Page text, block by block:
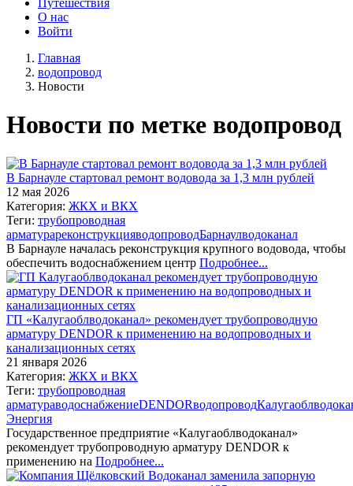
Путешествия
О нас
Войти
Главная
водопровод
Новости
Новости по метке водопровод
В Барнауле стартовал ремонт водовода за 1,3 млн рублей
12 мая 2026
Категория: ЖКХ и ВКХ
Теги: трубопроводная
арматурареконструкцияводопроводБарнаулводоканал
В Барнауле началась реконструкция крупного водовода, чтобы
обеспечить водоснабжением центр Подробнее...
ГП «Калугаоблводоканал» рекомендует трубопроводную
арматуру DENDOR к применению на водопроводных и
канализационных сетях
21 января 2026
Категория: ЖКХ и ВКХ
Теги: трубопроводная
арматураводоснабжениеDENDORводопровод
Энергия
Государственное предприятие «Калугаоблводоканал»
рекомендует трубопроводную арматуру DENDOR к
применению на Подробнее...